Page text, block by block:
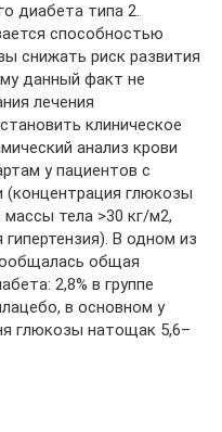
диабета типа 2.
способностью
снижать риск развития
данный факт не
лечения
клиническое
анализ крови
у пациентов с
(концентрация глюкозы
тела >30 кг/м2,
гипертензия). В одном из
общая
2,8% в группе
в основном у
глюкозы натощак 5,6–